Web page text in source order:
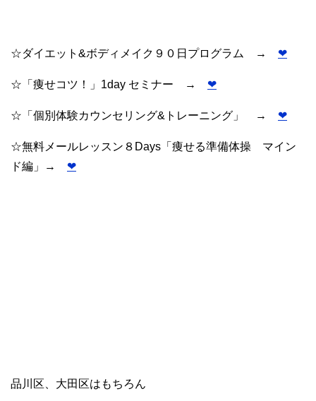
☆ダイエット&ボディメイク９０日プログラム → ❤︎
☆「痩せコツ！」1day セミナー → ❤︎
☆「個別体験カウンセリング&トレーニング」 → ❤︎
☆無料メールレッスン８Days「痩せる準備体操 マイン
ド編」→ ❤︎
品川区、大田区はもちろん